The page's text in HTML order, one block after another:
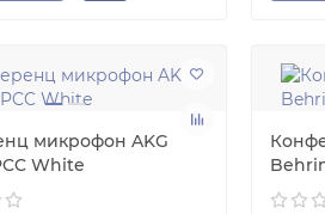
микрофон AKG
White